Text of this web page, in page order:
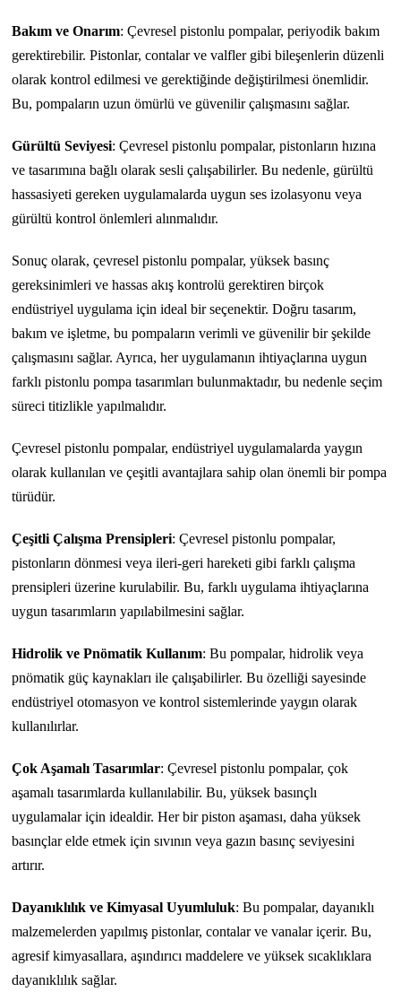
Bakım ve Onarım: Çevresel pistonlu pompalar, periyodik bakım
gerektirebilir. Pistonlar, contalar ve valfler gibi bileşenlerin düzenli
olarak kontrol edilmesi ve gerektiğinde değiştirilmesi önemlidir.
Bu, pompaların uzun ömürlü ve güvenilir çalışmasını sağlar.
Gürültü Seviyesi: Çevresel pistonlu pompalar, pistonların hızına
ve tasarımına bağlı olarak sesli çalışabilirler. Bu nedenle, gürültü
hassasiyeti gereken uygulamalarda uygun ses izolasyonu veya
gürültü kontrol önlemleri alınmalıdır.
Sonuç olarak, çevresel pistonlu pompalar, yüksek basınç
gereksinimleri ve hassas akış kontrolü gerektiren birçok
endüstriyel uygulama için ideal bir seçenektir. Doğru tasarım,
bakım ve işletme, bu pompaların verimli ve güvenilir bir şekilde
çalışmasını sağlar. Ayrıca, her uygulamanın ihtiyaçlarına uygun
farklı pistonlu pompa tasarımları bulunmaktadır, bu nedenle seçim
süreci titizlikle yapılmalıdır.
Çevresel pistonlu pompalar, endüstriyel uygulamalarda yaygın
olarak kullanılan ve çeşitli avantajlara sahip olan önemli bir pompa
türüdür.
Çeşitli Çalışma Prensipleri: Çevresel pistonlu pompalar,
pistonların dönmesi veya ileri-geri hareketi gibi farklı çalışma
prensipleri üzerine kurulabilir. Bu, farklı uygulama ihtiyaçlarına
uygun tasarımların yapılabilmesini sağlar.
Hidrolik ve Pnömatik Kullanım: Bu pompalar, hidrolik veya
pnömatik güç kaynakları ile çalışabilirler. Bu özelliği sayesinde
endüstriyel otomasyon ve kontrol sistemlerinde yaygın olarak
kullanılırlar.
Çok Aşamalı Tasarımlar: Çevresel pistonlu pompalar, çok
aşamalı tasarımlarda kullanılabilir. Bu, yüksek basınçlı
uygulamalar için idealdir. Her bir piston aşaması, daha yüksek
basınçlar elde etmek için sıvının veya gazın basınç seviyesini
artırır.
Dayanıklılık ve Kimyasal Uyumluluk: Bu pompalar, dayanıklı
malzemelerden yapılmış pistonlar, contalar ve vanalar içerir. Bu,
agresif kimyasallara, aşındırıcı maddelere ve yüksek sıcaklıklara
dayanıklılık sağlar.